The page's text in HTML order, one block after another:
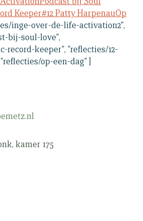
Keeper#12 Patty HarpenauOp
inge-over-de-life-activation2",
bij-soul-love",
record-keeper", "reflecties/12-
op-een-dag" ]
kamer 175